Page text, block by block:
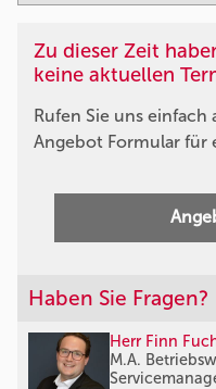
Zu dieser Zeit
keine aktuellen
Rufen Sie uns einfach
Angebot Formular für
Haben Sie Fragen?
Herr Finn
M.A.